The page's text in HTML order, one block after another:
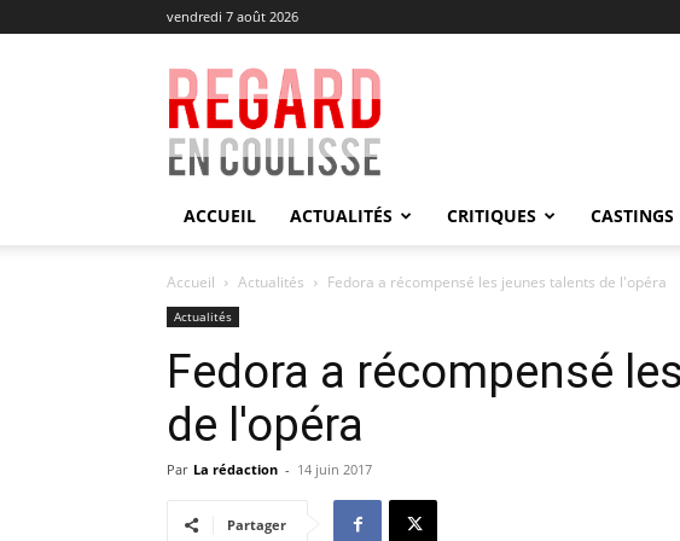
vendredi 7 août 2026
Regard
en
Coulisse
ACCUEIL ACTUALITÉS CRITIQUES CASTINGS
Accueil Actualités Fedora a récompensé les jeunes talents de l'opéra
Actualités
Fedora a récompensé
de l'opéra
Par La rédaction - 14 juin 2017
Partager